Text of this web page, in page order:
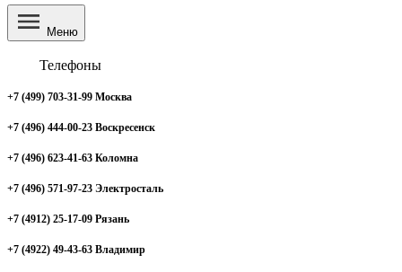
Меню
Телефоны
+7 (499) 703-31-99 Москва
+7 (496) 444-00-23 Воскресенск
+7 (496) 623-41-63 Коломна
+7 (496) 571-97-23 Электросталь
+7 (4912) 25-17-09 Рязань
+7 (4922) 49-43-63 Владимир